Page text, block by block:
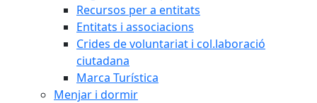
Recursos per a entitats
Entitats i associacions
Crides de voluntariat i col.laboració
ciutadana
Marca Turística
Menjar i dormir